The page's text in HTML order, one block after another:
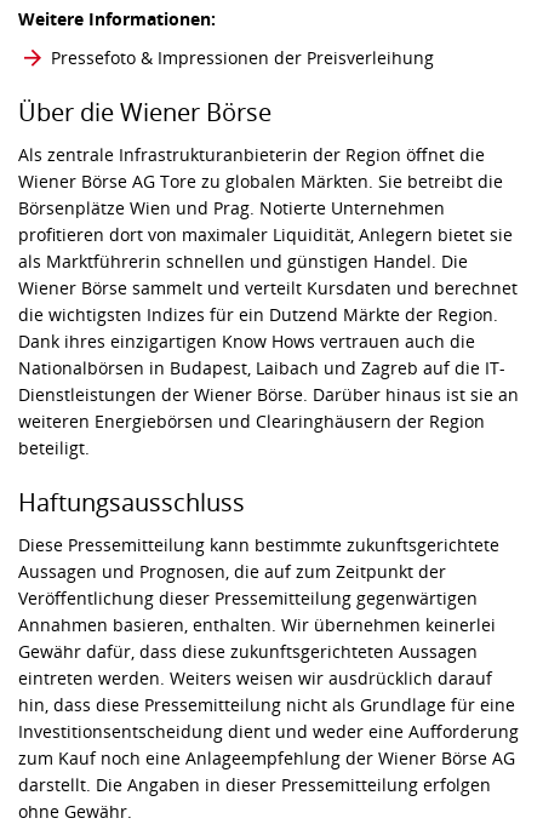
Weitere Informationen:
Pressefoto & Impressionen der Preisverleihung
Über die Wiener Börse
Als zentrale Infrastrukturanbieterin der Region öffnet die
Wiener Börse AG Tore zu globalen Märkten. Sie betreibt die
Börsenplätze Wien und Prag. Notierte Unternehmen
profitieren dort von maximaler Liquidität, Anlegern bietet sie
als Marktführerin schnellen und günstigen Handel. Die
Wiener Börse sammelt und verteilt Kursdaten und berechnet
die wichtigsten Indizes für ein Dutzend Märkte der Region.
Dank ihres einzigartigen Know Hows vertrauen auch die
Nationalbörsen in Budapest, Laibach und Zagreb auf die IT-
Dienstleistungen der Wiener Börse. Darüber hinaus ist sie an
weiteren Energiebörsen und Clearinghäusern der Region
beteiligt.
Haftungsausschluss
Diese Pressemitteilung kann bestimmte zukunftsgerichtete
Aussagen und Prognosen, die auf zum Zeitpunkt der
Veröffentlichung dieser Pressemitteilung gegenwärtigen
Annahmen basieren, enthalten. Wir übernehmen keinerlei
Gewähr dafür, dass diese zukunftsgerichteten Aussagen
eintreten werden. Weiters weisen wir ausdrücklich darauf
hin, dass diese Pressemitteilung nicht als Grundlage für eine
Investitionsentscheidung dient und weder eine Aufforderung
zum Kauf noch eine Anlageempfehlung der Wiener Börse AG
darstellt. Die Angaben in dieser Pressemitteilung erfolgen
ohne Gewähr.